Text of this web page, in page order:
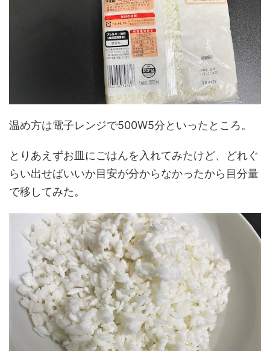
温め方は電子レンジで500W5分といったところ。
とりあえずお皿にごはんを入れてみたけど、どれぐ
らい出せばいいか目安が分からなかったから目分量
で移してみた。